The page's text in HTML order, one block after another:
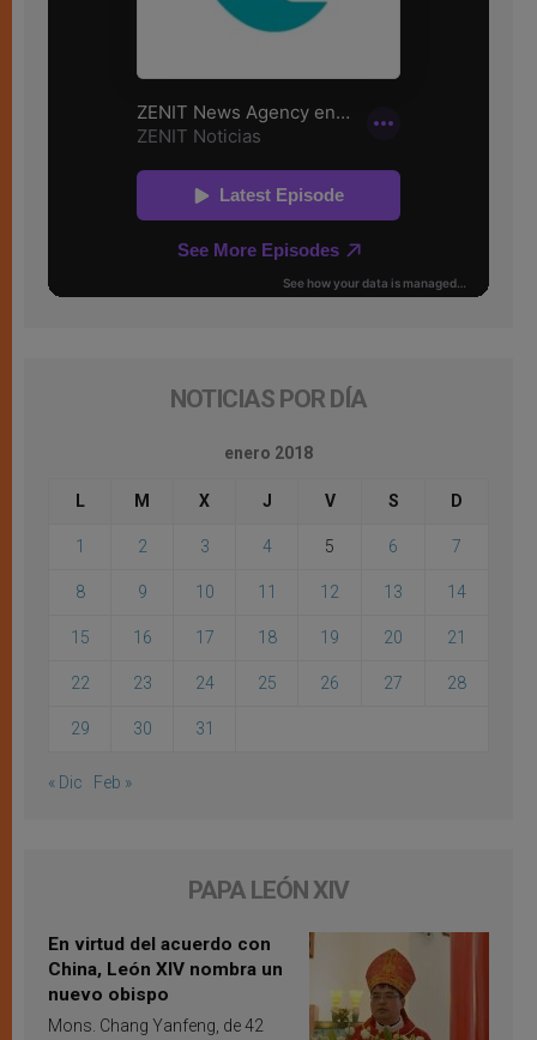
NOTICIAS POR DÍA
enero 2018
L M X J V S D
1 2 3 4 5 6 7
8 9 10 11 12 13 14
15 16 17 18 19 20 21
22 23 24 25 26 27 28
29 30 31
« Dic Feb »
PAPA LEÓN XIV
En virtud del acuerdo con
China, León XIV nombra un
nuevo obispo
Mons. Chang Yanfeng, de 42